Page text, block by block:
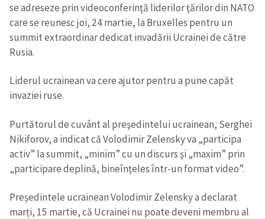
se adreseze prin videoconferinţă liderilor ţărilor din NATO
care se reunesc joi, 24 martie, la Bruxelles pentru un
summit extraordinar dedicat invadării Ucrainei de către
Rusia.
Liderul ucrainean va cere ajutor pentru a pune capăt
invaziei ruse.
Purtătorul de cuvânt al preşedintelui ucrainean, Serghei
Nikiforov, a indicat că Volodimir Zelensky va „participa
activ” la summit, „minim” cu un discurs şi „maxim” prin
„participare deplină, bineînţeles într-un format video”.
Președintele ucrainean Volodimir Zelensky a declarat
marți, 15 martie, că Ucrainei nu poate deveni membru al